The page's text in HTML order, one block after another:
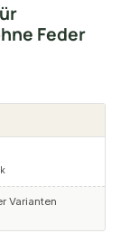
Feder
Varianten